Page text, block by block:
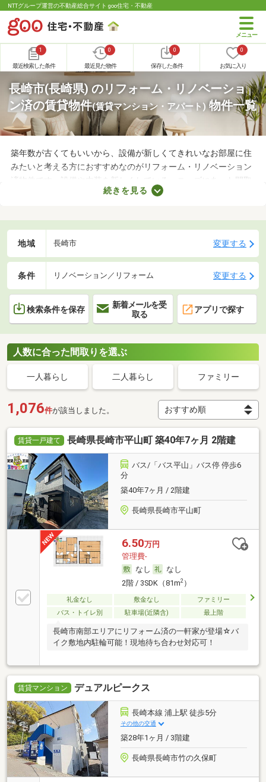
NTTグループ運営の不動産総合サイト goo住宅・不動産
1
最近検索した条件
0
最近見た物件
0
保存した条件
0
お気に入り
長崎市(長崎県) のリフォーム・リノベーショ
ン済の賃貸物件(賃貸マンション・アパート) 物件一覧
築年数が古くてもいいから、設備が新しくてきれいなお部屋に住
みたいと考える方におすすめなのがリフォーム・リノベーション
済物件です。設備や内装を新しくしている・ニーズにあった間取
りに変えているなど、住みやすさが格段にアップしていることが
べて、気になるお部屋を見つけましょう。
続きを見る
地域 長崎市 変更する
条件 リノベーション／リフォーム 変更する
検索条件を保存
新着メールを受
取る
アプリで探す
人数に合った間取りを選ぶ
一人暮らし 二人暮らし ファミリー
1,076件が該当しました。
賃貸一戸建て 長崎県長崎市平山町 築40年7ヶ月 2階建
バス/「バス平山」バス停 停歩6
分
築40年7ヶ月 / 2階建
長崎県長崎市平山町
6.50万円
管理費-
なし
なし
2階 / 3SDK（81m2）
礼金なし 敷金なし
ファミリー
バス・トイレ別
駐車場(近隣含) 最上階
長崎市南部エリアにリフォーム済の一軒家が登場☆バ
イク敷地内駐輪可能！現地待ち合わせ対応可！
賃貸マンション デュアルピークス
長崎本線 浦上駅 徒歩5分
その他の交通
築28年1ヶ月 / 3階建
長崎県長崎市竹の久保町